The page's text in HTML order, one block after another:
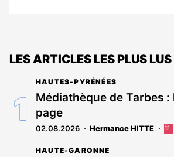
LES ARTICLES LES PLUS LUS
HAUTES-PYRÉNÉES
Médiathèque de Tarbes :
page
02.08.2026 Hermance HITTE
Cet
HAUTE-GARONNE